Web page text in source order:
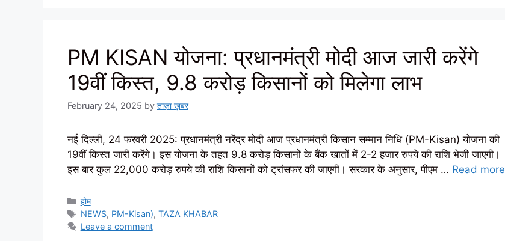
PM KISAN योजना: प्रधानमंत्री मोदी आज जारी करेंगे
19वीं किस्त, 9.8 करोड़ किसानों को मिलेगा लाभ
February 24, 2025 by ताज़ा ख़बर
नई दिल्ली, 24 फरवरी 2025: प्रधानमंत्री नरेंद्र मोदी आज प्रधानमंत्री किसान सम्मान निधि (PM-Kisan) योजना की
19वीं किस्त जारी करेंगे। इस योजना के तहत 9.8 करोड़ किसानों के बैंक खातों में 2-2 हजार रुपये की राशि भेजी जाएगी।
इस बार कुल 22,000 करोड़ रुपये की राशि किसानों को ट्रांसफर की जाएगी। सरकार के अनुसार, पीएम … Read more
Categories
होम
Tags
NEWS, PM-Kisan), TAZA KHABAR
Leave a comment